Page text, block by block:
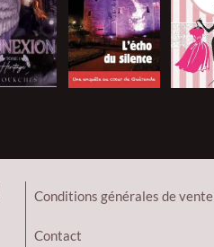
Conditions générales de vente
Contact